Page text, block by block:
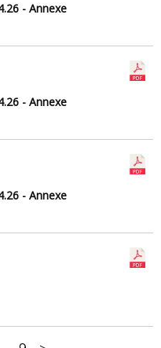
- Annexe
- Annexe
- Annexe